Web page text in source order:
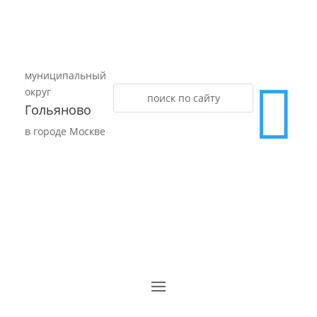
муниципальный
округ
Гольяново
в городе Москве 